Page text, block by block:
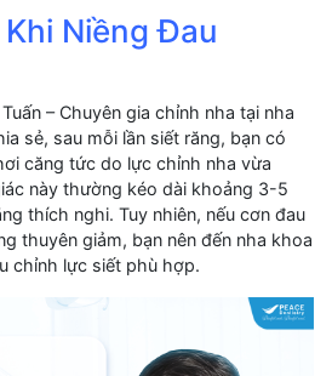
Niềng Đau
– Chuyên gia chỉnh nha tại nha
sẻ, sau mỗi lần siết răng, bạn có
căng tức do lực chỉnh nha vừa
này thường kéo dài khoảng 3-5
thích nghi. Tuy nhiên, nếu cơn đau
thuyên giảm, bạn nên đến nha khoa
chỉnh lực siết phù hợp.